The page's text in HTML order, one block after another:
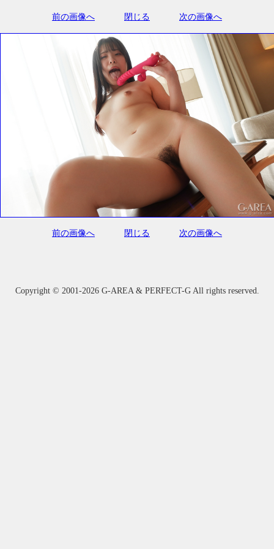
前の画像へ 閉じる 次の画像へ
前の画像へ 閉じる 次の画像へ
Copyright © 2001-2026 G-AREA & PERFECT-G All rights reserved.